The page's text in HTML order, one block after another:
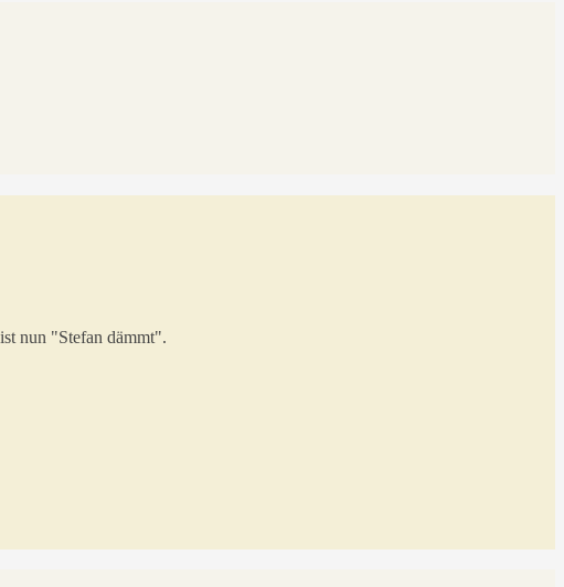
nun "Stefan dämmt".